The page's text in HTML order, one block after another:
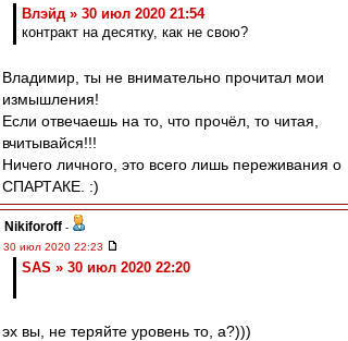
Влэйд » 30 июл 2020 21:54
контракт на десятку, как не свою?
Владимир, ты не внимательно прочитал мои
измышления!
Если отвечаешь на то, что прочёл, то читая,
вчитывайся!!!
Ничего личного, это всего лишь переживания о
СПАРТАКЕ. :)
Nikiforoff -
30 июл 2020 22:23
SAS » 30 июл 2020 22:20
эх вы, не теряйте уровень то, а?)))